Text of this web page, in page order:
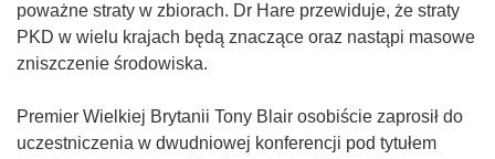
poważne straty w zbiorach. Dr Hare przewiduje, że straty
PKD w wielu krajach będą znaczące oraz nastąpi masowe
zniszczenie środowiska.
Premier Wielkiej Brytanii Tony Blair osobiście zaprosił do
uczestniczenia w dwudniowej konferencji pod tytułem